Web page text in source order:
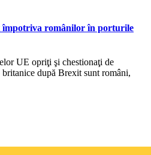
împotriva românilor în porturile
UE opriţi şi chestionaţi de
după Brexit sunt români,